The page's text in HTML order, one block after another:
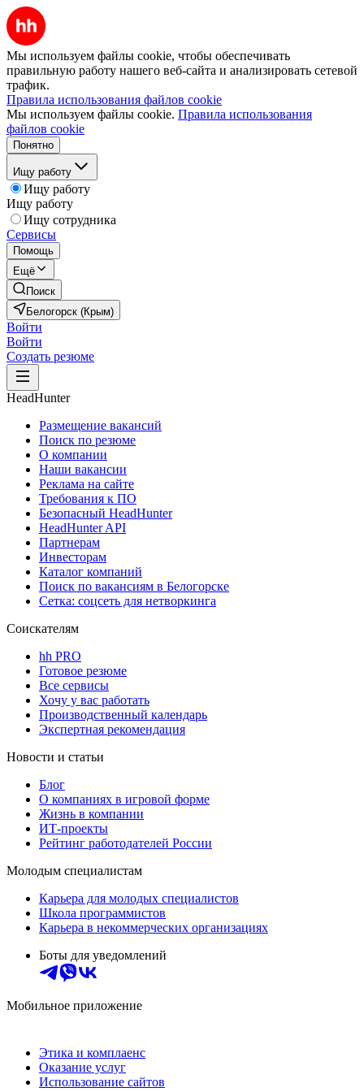
Мы используем файлы cookie, чтобы обеспечивать
правильную работу нашего веб-сайта и анализировать сетевой
трафик.
Правила использования файлов cookie
Мы используем файлы cookie. Правила использования
файлов cookie
Понятно
Ищу работу
Ищу работу
Ищу работу
Ищу сотрудника
Сервисы
Помощь
Ещё
Поиск
Белогорск (Крым)
Войти
Войти
Создать резюме
HeadHunter
Размещение вакансий
Поиск по резюме
О компании
Наши вакансии
Реклама на сайте
Требования к ПО
Безопасный HeadHunter
HeadHunter API
Партнерам
Инвесторам
Каталог компаний
Поиск по вакансиям в Белогорске
Сетка: соцсеть для нетворкинга
Соискателям
hh PRO
Готовое резюме
Все сервисы
Хочу у вас работать
Производственный календарь
Экспертная рекомендация
Новости и статьи
Блог
О компаниях в игровой форме
Жизнь в компании
ИТ-проекты
Рейтинг работодателей России
Молодым специалистам
Карьера для молодых специалистов
Школа программистов
Карьера в некоммерческих организациях
Боты для уведомлений
Мобильное приложение
Этика и комплаенс
Оказание услуг
Использование сайтов